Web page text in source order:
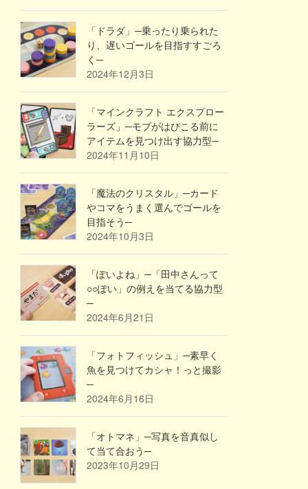
「ドラダ」─乗ったり乗られた
り、遅いゴールを目指すすごろ
く─
2024年12月3日
「マインクラフト エクスプロー
ラーズ」─モブがはびこる前に
アイテムを見つけ出す協力型─
2024年11月10日
「魔法のクリスタル」─カード
やコマをうまく選んでゴールを
目指そう─
2024年10月3日
「ぽいよね」─「田中さんって
○○ぽい」の例えを当てる協力型
─
2024年6月21日
「フォトフィッシュ」─素早く
魚を見つけてカシャ！っと撮影
─
2024年6月16日
「オトマネ」─写真を音真似し
て当て合おう─
2023年10月29日